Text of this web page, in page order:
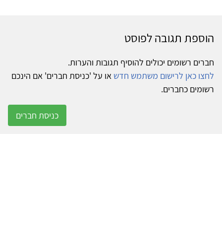
הוספת תגובה לפוסט
חברים רשומים יכולים להוסיף תגובות והערות.
לחצו כאן לרישום משתמש חדש או על 'כניסת חברים' אם הינכם
רשומים כחברים.
כניסת חברים